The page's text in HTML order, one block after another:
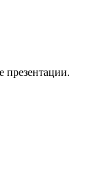
презентации.